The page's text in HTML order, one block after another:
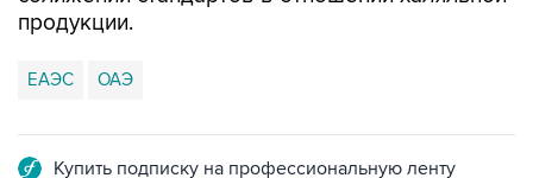
продукции.
ЕАЭС ОАЭ
Купить подписку на профессиональную ленту